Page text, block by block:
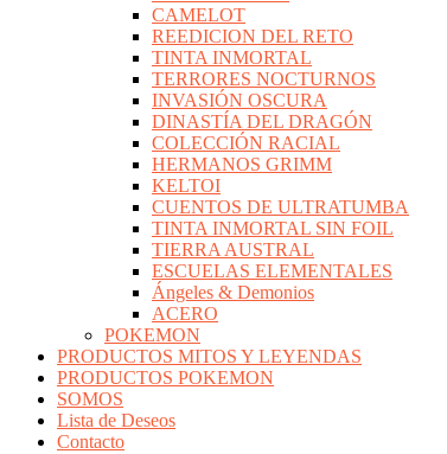
CAMELOT
REEDICION DEL RETO
TINTA INMORTAL
TERRORES NOCTURNOS
INVASIÓN OSCURA
DINASTÍA DEL DRAGÓN
COLECCIÓN RACIAL
HERMANOS GRIMM
KELTOI
CUENTOS DE ULTRATUMBA
TINTA INMORTAL SIN FOIL
TIERRA AUSTRAL
ESCUELAS ELEMENTALES
Ángeles & Demonios
ACERO
POKEMON
PRODUCTOS MITOS Y LEYENDAS
PRODUCTOS POKEMON
SOMOS
Lista de Deseos
Contacto